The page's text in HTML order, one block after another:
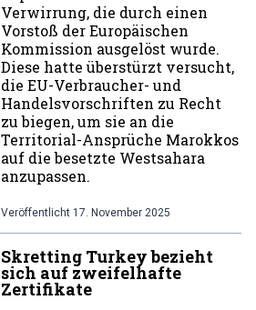
Verwirrung, die durch einen
Vorstoß der Europäischen
Kommission ausgelöst wurde.
Diese hatte überstürzt versucht,
die EU-Verbraucher- und
Handelsvorschriften zu Recht
zu biegen, um sie an die
Territorial-Ansprüche Marokkos
auf die besetzte Westsahara
anzupassen.
Veröffentlicht 17. November 2025
Skretting Turkey bezieht
sich auf zweifelhafte
Zertifikate